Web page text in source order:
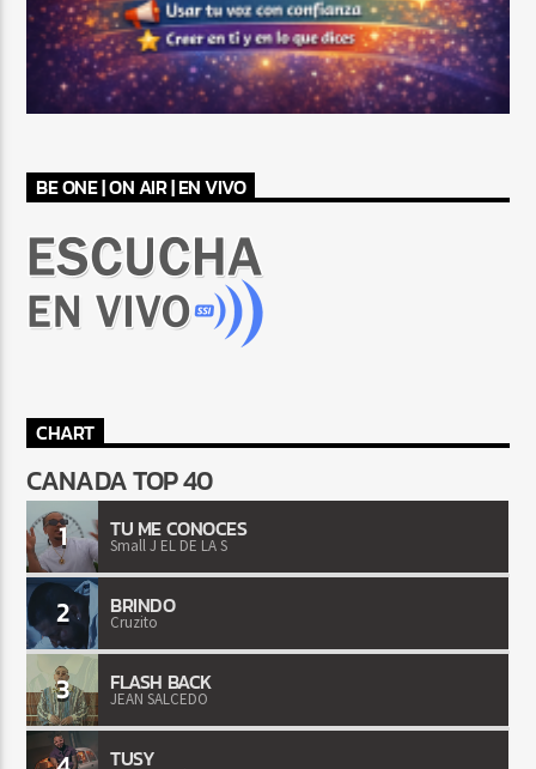
BE ONE | ON AIR | EN VIVO
CHART
CANADA TOP 40
1 TU ME CONOCES
Small J EL DE LA S
2 BRINDO
Cruzito
3 FLASH BACK
JEAN SALCEDO
TUSY